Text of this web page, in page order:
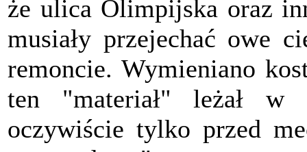
że ulica Olimpijska oraz
musiały przejechać owe
remoncie. Wymieniano
ten "materiał" leżał w
oczywiście tylko przed